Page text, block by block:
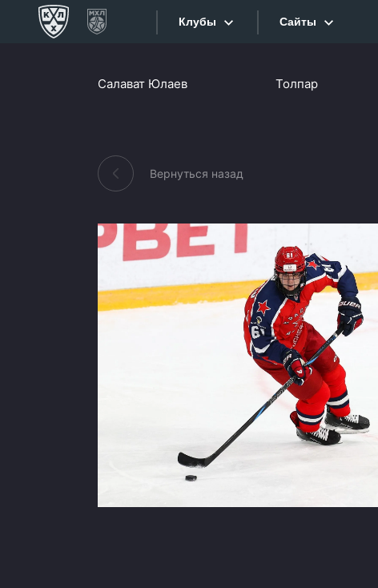
Клубы
Конференция «Запад»
ХК Сочи
Дивизион Тарасова
Динамо Мн
Динамо М
Локомотив
Шанхайские Драконы
Сайты
Сайты
Интернет-
Фотобанк
Салават Юлаев Толпар
Вернуться назад